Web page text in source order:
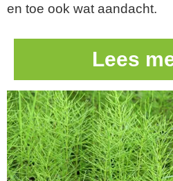
en toe ook wat aandacht.
Lees